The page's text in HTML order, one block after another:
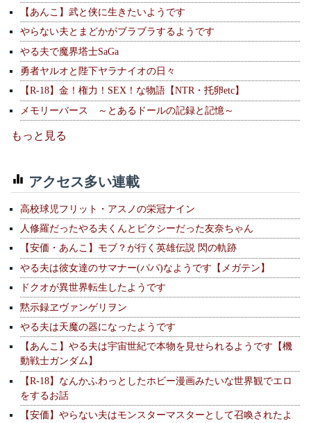
【あんこ】武と侠に生きたいようです
やらない夫とまどかがブラブラするようです
やる夫で魔界塔士SaGa
勇者ヤルオと陛下ヤラナイオの日々
【R-18】金！権力！SEX！な物語【NTR・托卵etc】
メモリーバース ～とあるドールの記録と記憶～
もっと見る
アクセス多い連載
高校球児フリット・アスノの栄冠ナイン
人修羅だったやる夫くんとピクシーだった友奈ちゃん
【安価・あんこ】モブ？が行く英雄伝説 閃の軌跡
やる夫は彼女達のサマナー(パパ)なようです【メガテン】
ドクオが異世界転生したようです
黙示録ヱヴァンゲリヲン
やる夫は天魔の器になったようです
【あんこ】やる夫は宇宙世紀で本物を見せられるようです【機
動戦士ガンダム】
【R-18】なんかふわっとしたホビー漫画みたいな世界観でエロ
をするお話
【安価】やらない夫はモンスターマスターとして召喚されたよ